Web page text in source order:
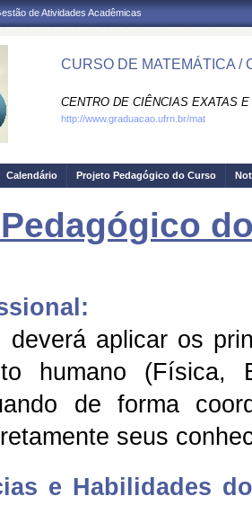
de Atividades Acadêmicas
CURSO DE MATEMÁTICA /
CENTRO DE CIÊNCIAS EXATAS
http://www.graduacao.ufrn.br/mat
Calendário Projeto Pedagógico do Curso
deverá aplicar os
humano (Física,
de forma
seus
e Habilidades